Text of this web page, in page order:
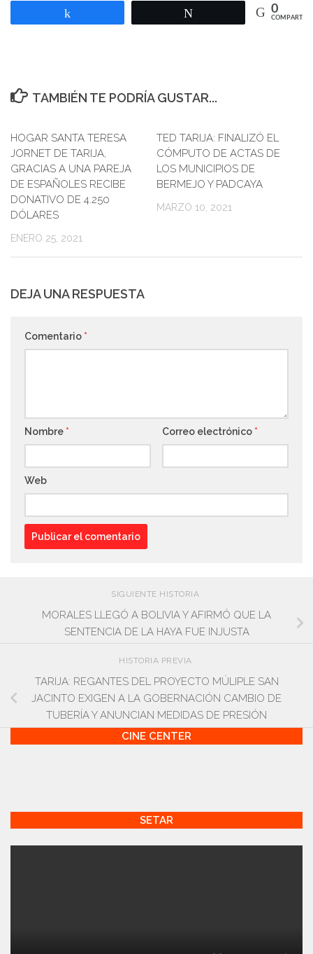
0
COMPARTIR
TAMBIÉN TE PODRÍA GUSTAR...
HOGAR SANTA TERESA
JORNET DE TARIJA,
GRACIAS A UNA PAREJA
DE ESPAÑOLES RECIBE
DONATIVO DE 4.250
DÓLARES
ENERO 25, 2021
TED TARIJA: FINALIZÓ EL
CÓMPUTO DE ACTAS DE
LOS MUNICIPIOS DE
BERMEJO Y PADCAYA
MARZO 10, 2021
DEJA UNA RESPUESTA
Comentario *
Nombre * Correo electrónico *
Web
SIGUIENTE HISTORIA
MORALES LLEGÓ A BOLIVIA Y AFIRMÓ QUE LA
SENTENCIA DE LA HAYA FUE INJUSTA
HISTORIA PREVIA
TARIJA: REGANTES DEL PROYECTO MÚLIPLE SAN
JACINTO EXIGEN A LA GOBERNACIÓN CAMBIO DE
TUBERÍA Y ANUNCIAN MEDIDAS DE PRESIÓN
CINE CENTER
SETAR